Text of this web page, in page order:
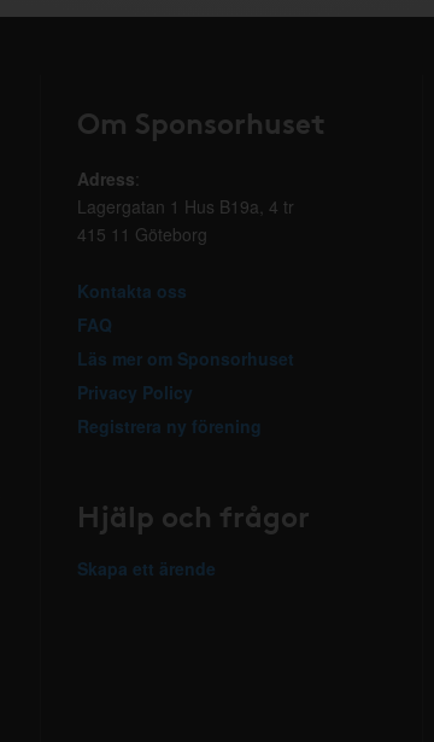
Om Sponsorhuset
Adress:
Lagergatan 1 Hus B19a, 4 tr
415 11 Göteborg
Kontakta oss
FAQ
Läs mer om Sponsorhuset
Privacy Policy
Registrera ny förening
Hjälp och frågor
Skapa ett ärende